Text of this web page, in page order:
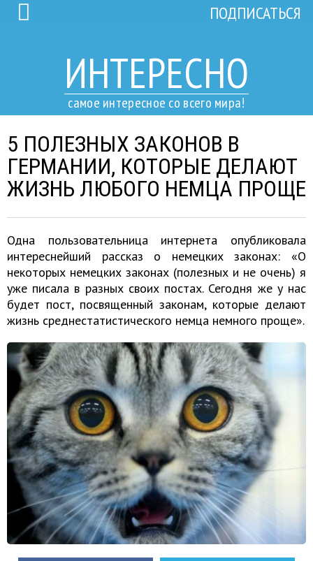
ИНТЕРЕСНО
самое интересное со всего мира!
ПОДПИСАТЬСЯ
5 ПОЛЕЗНЫХ ЗАКОНОВ В
ГЕРМАНИИ, КОТОРЫЕ ДЕЛАЮТ
ЖИЗНЬ ЛЮБОГО НЕМЦА ПРОЩЕ
Одна пользовательница интернета опубликовала
интереснейший рассказ о немецких законах: «О
некоторых немецких законах (полезных и не очень) я
уже писала в разных своих постах. Сегодня же у нас
будет пост, посвященный законам, которые делают
жизнь среднестатистического немца немного проще».